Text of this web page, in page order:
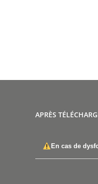
APRÈS
En cas de